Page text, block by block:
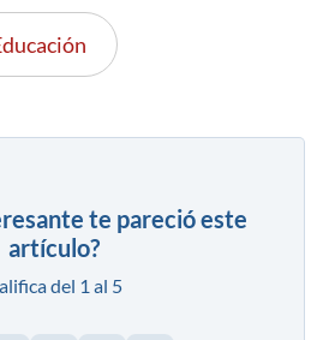
te pareció este
artículo?
del 1 al 5